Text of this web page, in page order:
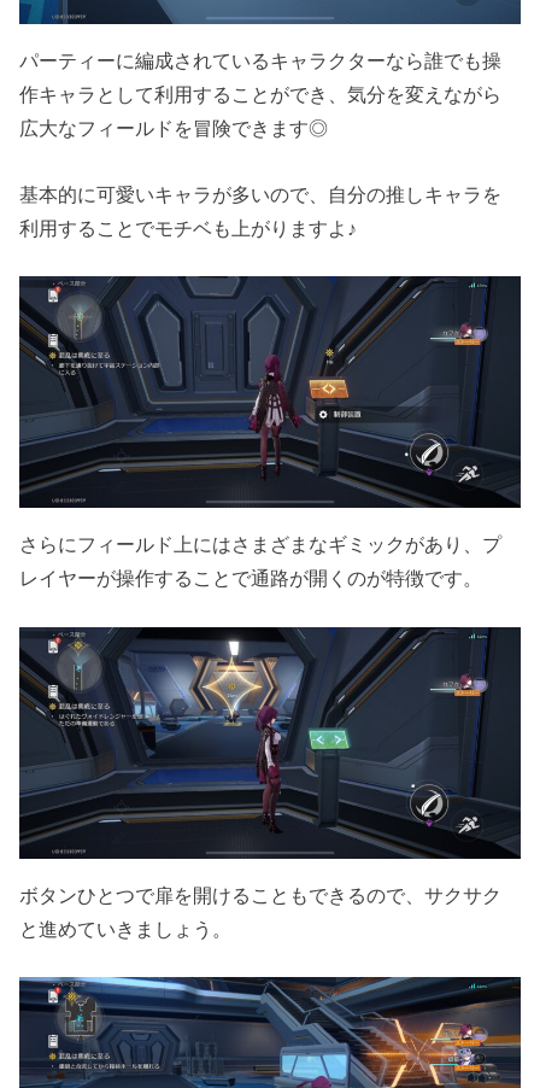
パーティーに編成されているキャラクターなら誰でも操
作キャラとして利用することができ、気分を変えながら
広大なフィールドを冒険できます◎
基本的に可愛いキャラが多いので、自分の推しキャラを
利用することでモチベも上がりますよ♪
さらにフィールド上にはさまざまなギミックがあり、プ
レイヤーが操作することで通路が開くのが特徴です。
ボタンひとつで扉を開けることもできるので、サクサク
と進めていきましょう。